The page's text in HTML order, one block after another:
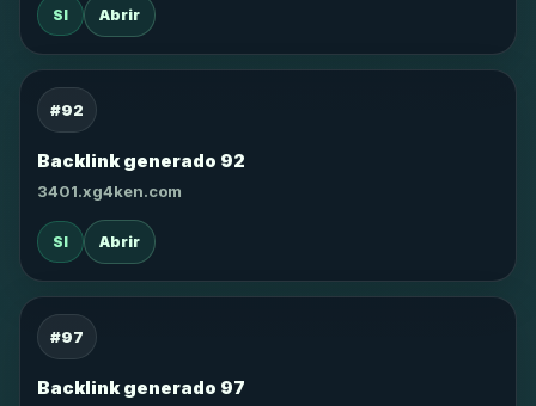
SI Abrir
#92
Backlink generado 92
3401.xg4ken.com
SI Abrir
#97
Backlink generado 97